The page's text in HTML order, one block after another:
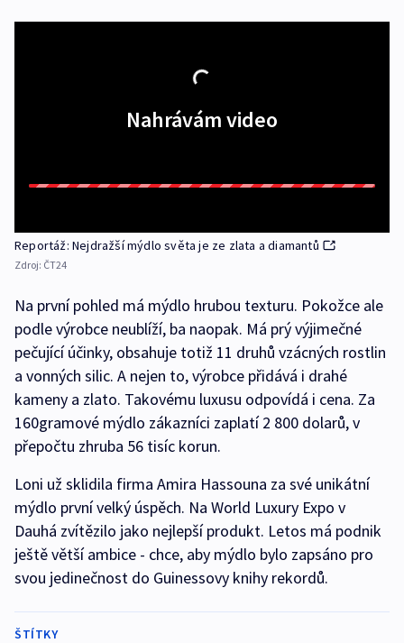
Nahrávám video
Reportáž: Nejdražší mýdlo světa je ze zlata a diamantů
Zdroj: ČT24
Na první pohled má mýdlo hrubou texturu. Pokožce ale
podle výrobce neublíží, ba naopak. Má prý výjimečné
pečující účinky, obsahuje totiž 11 druhů vzácných rostlin
a vonných silic. A nejen to, výrobce přidává i drahé
kameny a zlato. Takovému luxusu odpovídá i cena. Za
160gramové mýdlo zákazníci zaplatí 2 800 dolarů, v
přepočtu zhruba 56 tisíc korun.
Loni už sklidila firma Amira Hassouna za své unikátní
mýdlo první velký úspěch. Na World Luxury Expo v
Dauhá zvítězilo jako nejlepší produkt. Letos má podnik
ještě větší ambice - chce, aby mýdlo bylo zapsáno pro
svou jedinečnost do Guinessovy knihy rekordů.
ŠTÍTKY